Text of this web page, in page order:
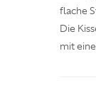
flache
Die
mit